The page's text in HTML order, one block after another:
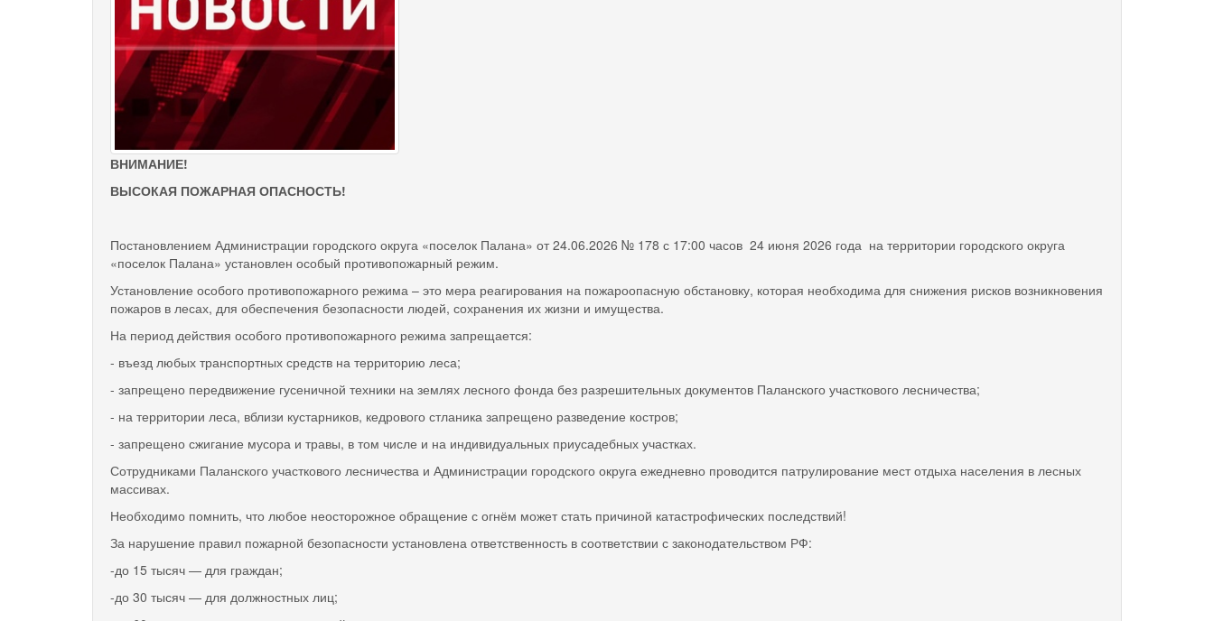
ВНИМАНИЕ!
ВЫСОКАЯ ПОЖАРНАЯ ОПАСНОСТЬ!
Постановлением Администрации городского округа «поселок Палана» от 24.06.2026 № 178 с 17:00 часов 24 июня 2026 года на территории городского округа
«поселок Палана» установлен особый противопожарный режим.
Установление особого противопожарного режима – это мера реагирования на пожароопасную обстановку, которая необходима для снижения рисков возникновения
пожаров в лесах, для обеспечения безопасности людей, сохранения их жизни и имущества.
На период действия особого противопожарного режима запрещается:
- въезд любых транспортных средств на территорию леса;
- запрещено передвижение гусеничной техники на землях лесного фонда без разрешительных документов Паланского участкового лесничества;
- на территории леса, вблизи кустарников, кедрового стланика запрещено разведение костров;
- запрещено сжигание мусора и травы, в том числе и на индивидуальных приусадебных участках.
Сотрудниками Паланского участкового лесничества и Администрации городского округа ежедневно проводится патрулирование мест отдыха населения в лесных
массивах.
Необходимо помнить, что любое неосторожное обращение с огнём может стать причиной катастрофических последствий!
За нарушение правил пожарной безопасности установлена ответственность в соответствии с законодательством РФ:
-до 15 тысяч — для граждан;
-до 30 тысяч — для должностных лиц;